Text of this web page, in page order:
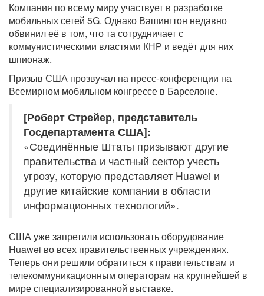
Компания по всему миру участвует в разработке
мобильных сетей 5G. Однако Вашингтон недавно
обвинил её в том, что та сотрудничает с
коммунистическими властями КНР и ведёт для них
шпионаж.
Призыв США прозвучал на пресс-конференции на
Всемирном мобильном конгрессе в Барселоне.
[Роберт Стрейер, представитель
Госдепартамента США]:
«Соединённые Штаты призывают другие
правительства и частный сектор учесть
угрозу, которую представляет Huawei и
другие китайские компании в области
информационных технологий».
США уже запретили использовать оборудование
Huawei во всех правительственных учреждениях.
Теперь они решили обратиться к правительствам и
телекоммуникационным операторам на крупнейшей в
мире специализированной выставке.